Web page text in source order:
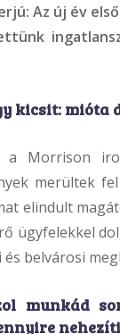
Az új év
kicsit: mióta
a Morrison
merültek
elindult
ügyfelekkel
belvárosi
munkád